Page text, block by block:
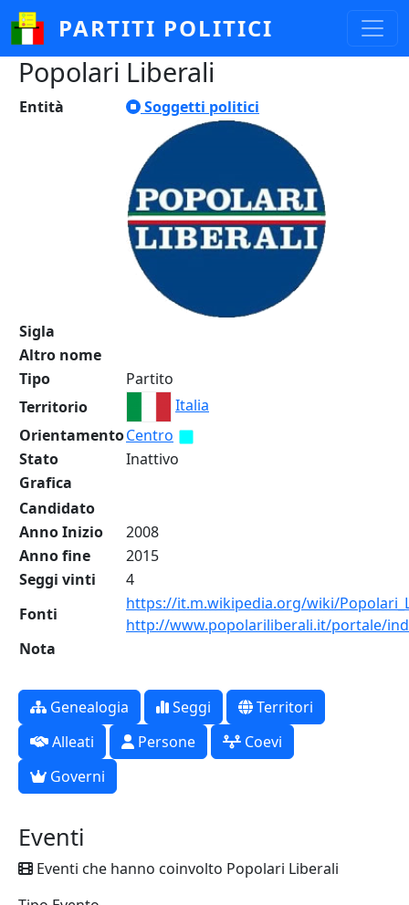
Salta al contenuto principale
PARTITI POLITICI
Popolari Liberali
Entità Soggetti politici
Sigla
Altro nome
Tipo
Partito
Territorio
Italia
OrientamentoCentro
Stato
Inattivo
Grafica
Candidato
Anno Inizio
2008
Anno fine
2015
Seggi vinti
4
Fonti
https://it.m.wikipedia.org/wiki/
http://www.popolariliberali.it/portale/
Nota
Genealogia Seggi
Territori
Alleati
Persone
Coevi
Governi
Eventi
Eventi che hanno coinvolto Popolari Liberali